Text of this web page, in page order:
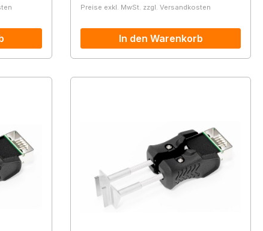
Preise exkl. MwSt. zzgl. Versandkosten
In den Warenkorb